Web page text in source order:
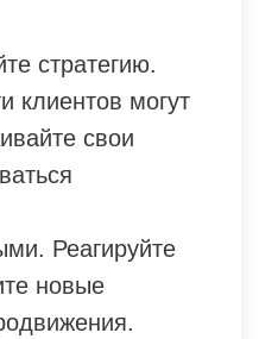
стратегию.
клиентов могут
свои
Реагируйте
новые